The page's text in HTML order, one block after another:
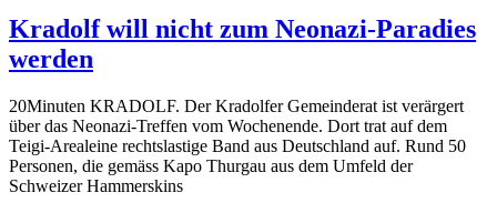
Kradolf will nicht zum Neonazi-Paradies
werden
20Minuten KRADOLF. Der Kradolfer Gemeinderat ist verärgert
über das Neonazi-Treffen vom Wochenende. Dort trat auf dem
Teigi-Arealeine rechtslastige Band aus Deutschland auf. Rund 50
Personen, die gemäss Kapo Thurgau aus dem Umfeld der
Schweizer Hammerskins